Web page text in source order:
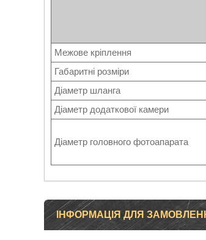
Межове кріплення
Габаритні розміри
Діаметр шланга
Діаметр додаткової камери
Діаметр головного фотоапарата
ІНФОРМАЦІЯ ДЛЯ